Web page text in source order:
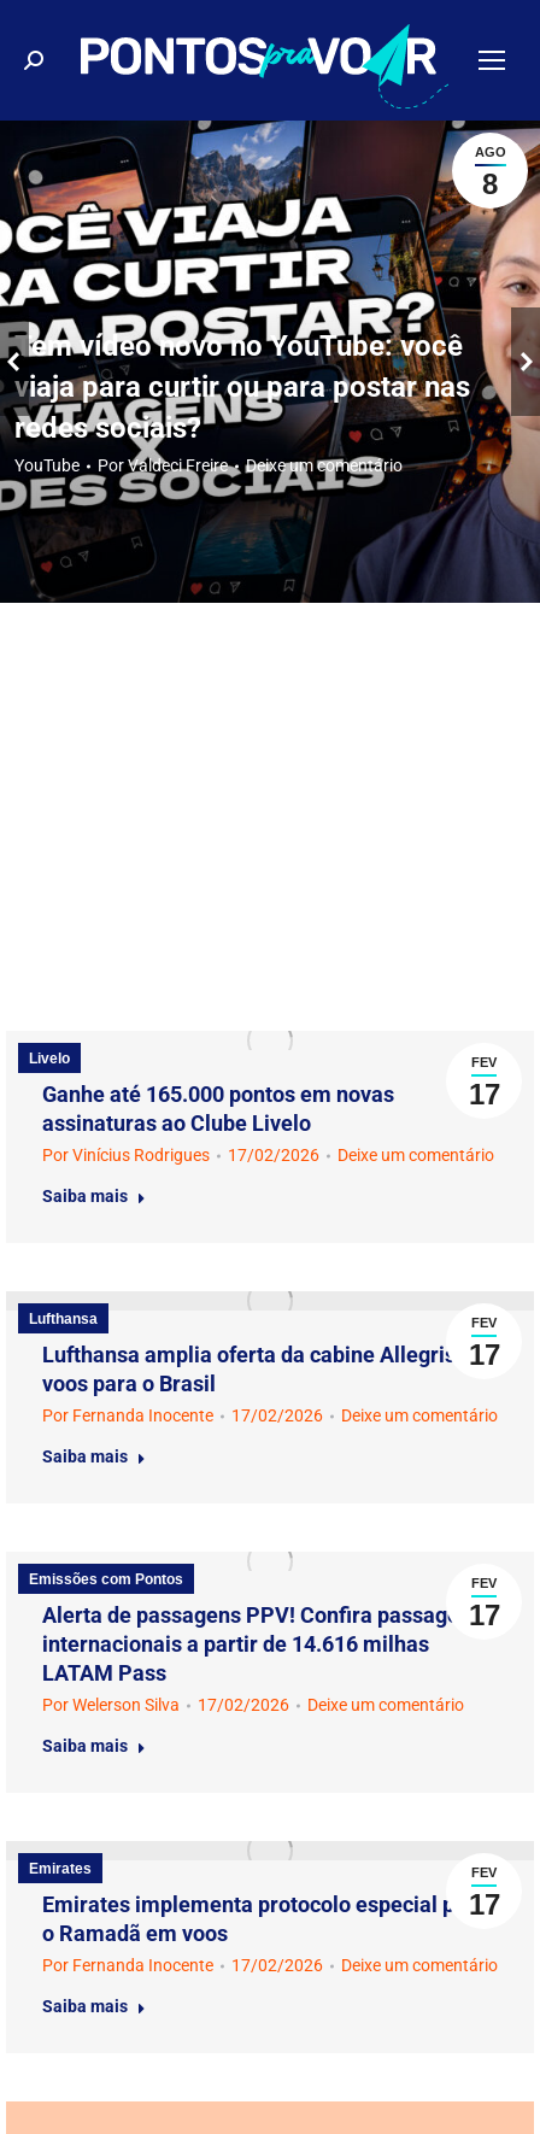
Buscar
AGO
8
Tem vídeo novo no YouTube: você
viaja para curtir ou para postar nas
redes sociais?
YouTube PorValdeci Freire Deixe um comentário
FEV
17
Livelo
Ganhe até 165.000 pontos em novas
assinaturas ao Clube Livelo
PorVinícius Rodrigues 17/02/2026 Deixe um comentário
Saiba mais
FEV
17
Lufthansa
Lufthansa amplia oferta da cabine Allegris em
voos para o Brasil
Por Fernanda Inocente 17/02/2026 Deixe um comentário
Saiba mais
FEV
17
Emissões com Pontos
Alerta de passagens PPV! Confira passagens
internacionais a partir de 14.616 milhas
LATAM Pass
PorWelerson Silva 17/02/2026 Deixe um comentário
Saiba mais
FEV
17
Emirates
Emirates implementa protocolo especial para
o Ramadã em voos
Por Fernanda Inocente 17/02/2026 Deixe um comentário
Saiba mais